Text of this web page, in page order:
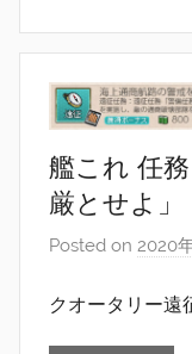
艦これ 任
厳とせよ」
Posted on 2020
クオータリー遠